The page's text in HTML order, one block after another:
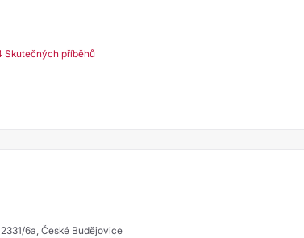
Skutečných příběhů
6a, České Budějovice